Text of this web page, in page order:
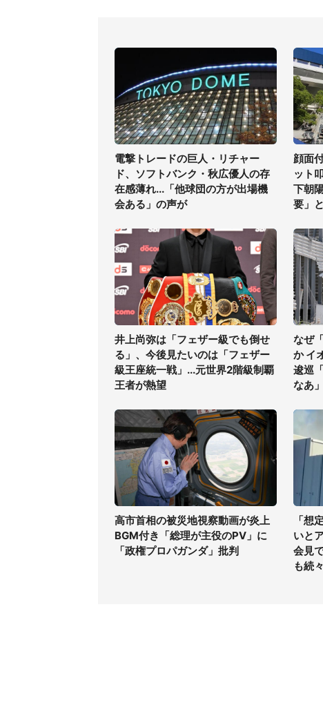
電撃トレードの巨人・リチャー
ド、ソフトバンク・秋広優人の存
在感薄れ...「他球団の方が出場機
会ある」の声が
顔面
ット
下朝
要」
井上尚弥は「フェザー級でも倒せ
る」、今後見たいのは「フェザー
級王座統一戦」...元世界2階級制覇
王者が熱望
なぜ
か イ
逡巡
なあ」
高市首相の被災地視察動画が炎上
BGM付き「総理が主役のPV」に
「政権プロパガンダ」批判
「想
いと
会見
も続々